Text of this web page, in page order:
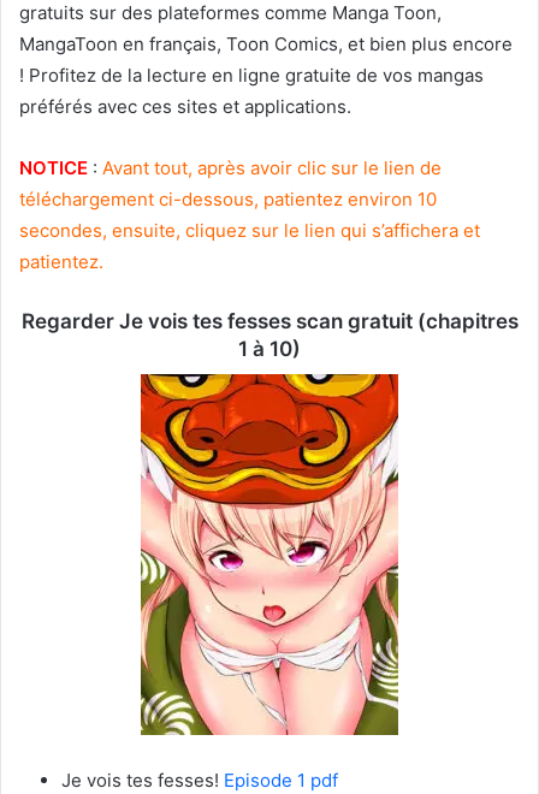
gratuits sur des plateformes comme Manga Toon,
MangaToon en français, Toon Comics, et bien plus encore
! Profitez de la lecture en ligne gratuite de vos mangas
préférés avec ces sites et applications.
NOTICE : Avant tout, après avoir clic sur le lien de
téléchargement ci-dessous, patientez environ 10
secondes, ensuite, cliquez sur le lien qui s’affichera et
patientez.
Regarder Je vois tes fesses scan gratuit (chapitres
1 à 10)
Je vois tes fesses! Episode 1 pdf